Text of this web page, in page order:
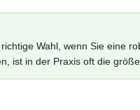
Wahl, wenn Sie eine
ist in der Praxis oft die